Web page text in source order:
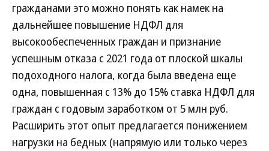
гражданами это можно понять как намек на
дальнейшее повышение НДФЛ для
высокообеспеченных граждан и признание
успешным отказа с 2021 года от плоской шкалы
подоходного налога, когда была введена еще
одна, повышенная с 13% до 15% ставка НДФЛ для
граждан с годовым заработком от 5 млн руб.
Расширить этот опыт предлагается понижением
нагрузки на бедных (напрямую или только через